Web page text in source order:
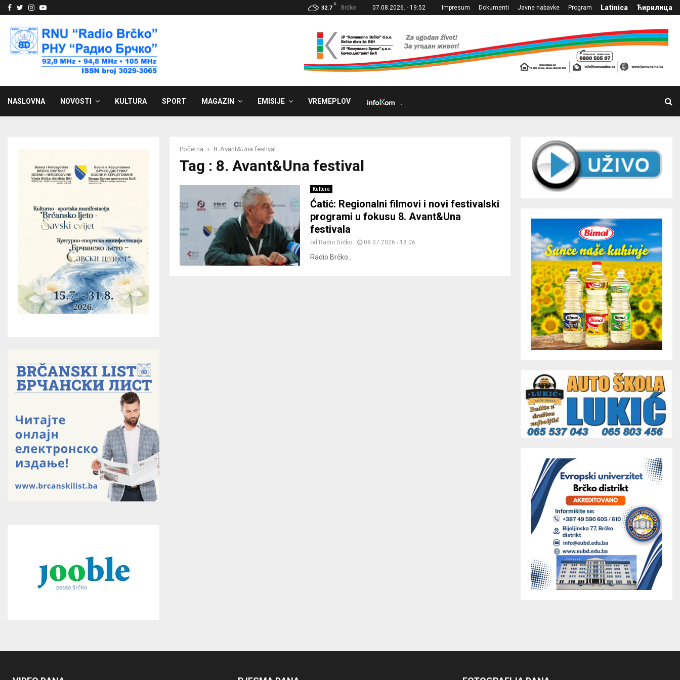
Facebook
Twitter
Instagram
Youtube 32.7
C
Brčko 07.08.2026. - 19:52 Impresum Dokumenti Javne nabavke Program Latinica Ћирилица
NASLOVNA NOVOSTI KULTURA SPORT MAGAZIN EMISIJE VREMEPLOV
Početna 8. Avant&Una festival
Tag : 8. Avant&Una festival
Kultura
Ćatić: Regionalni filmovi i novi festivalski
programi u fokusu 8. Avant&Una
festivala
od Radio Brčko 08.07.2026 - 18:06
Radio Brčko...